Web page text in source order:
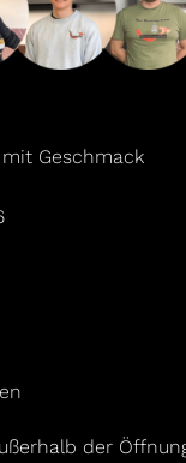
mit Geschmack
der